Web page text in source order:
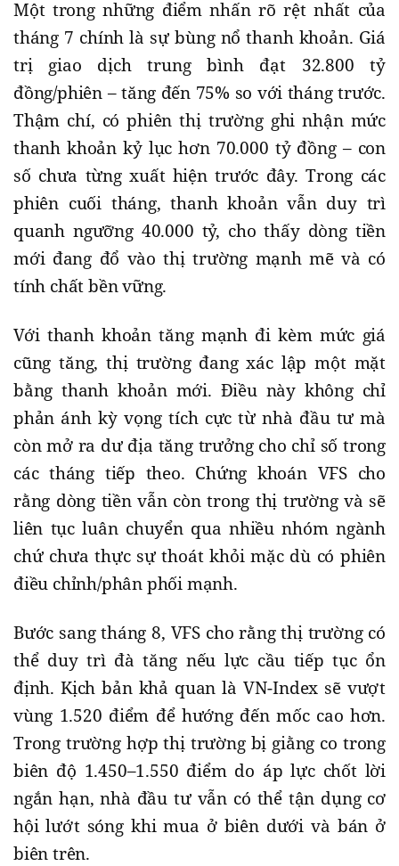
Một trong những điểm nhấn rõ rệt nhất của
tháng 7 chính là sự bùng nổ thanh khoản. Giá
trị giao dịch trung bình đạt 32.800 tỷ
đồng/phiên – tăng đến 75% so với tháng trước.
Thậm chí, có phiên thị trường ghi nhận mức
thanh khoản kỷ lục hơn 70.000 tỷ đồng – con
số chưa từng xuất hiện trước đây. Trong các
phiên cuối tháng, thanh khoản vẫn duy trì
quanh ngưỡng 40.000 tỷ, cho thấy dòng tiền
mới đang đổ vào thị trường mạnh mẽ và có
tính chất bền vững.
Với thanh khoản tăng mạnh đi kèm mức giá
cũng tăng, thị trường đang xác lập một mặt
bằng thanh khoản mới. Điều này không chỉ
phản ánh kỳ vọng tích cực từ nhà đầu tư mà
còn mở ra dư địa tăng trưởng cho chỉ số trong
các tháng tiếp theo. Chứng khoán VFS cho
rằng dòng tiền vẫn còn trong thị trường và sẽ
liên tục luân chuyển qua nhiều nhóm ngành
chứ chưa thực sự thoát khỏi mặc dù có phiên
điều chỉnh/phân phối mạnh.
Bước sang tháng 8, VFS cho rằng thị trường có
thể duy trì đà tăng nếu lực cầu tiếp tục ổn
định. Kịch bản khả quan là VN-Index sẽ vượt
vùng 1.520 điểm để hướng đến mốc cao hơn.
Trong trường hợp thị trường bị giằng co trong
biên độ 1.450–1.550 điểm do áp lực chốt lời
ngắn hạn, nhà đầu tư vẫn có thể tận dụng cơ
hội lướt sóng khi mua ở biên dưới và bán ở
biên trên.